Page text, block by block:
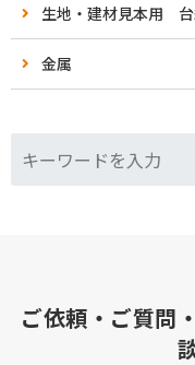
生地・建材見本用
金属
ご依頼・ご質問